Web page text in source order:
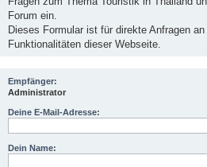
Forum ein.
Dieses Formular ist für direkte Anfragen
Funktionalitäten dieser Webseite.
Empfänger:
Administrator
Deine E-Mail-Adresse:
Dein Name: